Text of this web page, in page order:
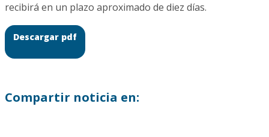
recibirá en un plazo aproximado de diez días.
Descargar pdf
Compartir noticia en: